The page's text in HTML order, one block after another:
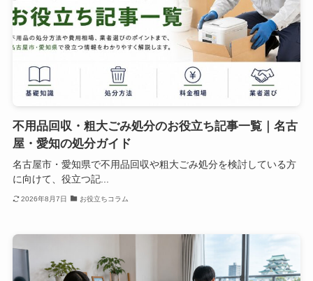
不用品回収・粗大ごみ処分のお役立ち記事一覧｜名古
屋・愛知の処分ガイド
名古屋市・愛知県で不用品回収や粗大ごみ処分を検討している方
に向けて、役立つ記...
2026年8月7日 お役立ちコラム